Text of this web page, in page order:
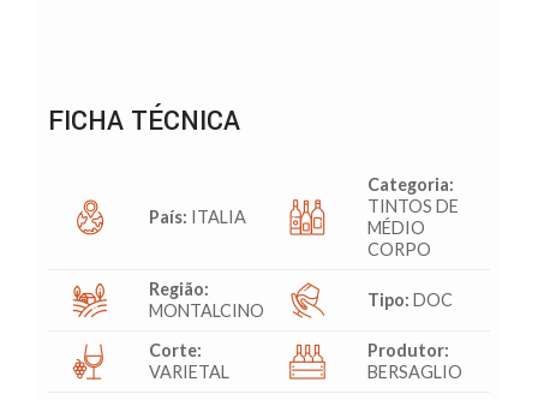
FICHA TÉCNICA
País: ITALIA
Categoria:
TINTOS DE
MÉDIO
CORPO
Região:
MONTALCINO
Tipo: DOC
Corte:
VARIETAL
Produtor:
BERSAGLIO